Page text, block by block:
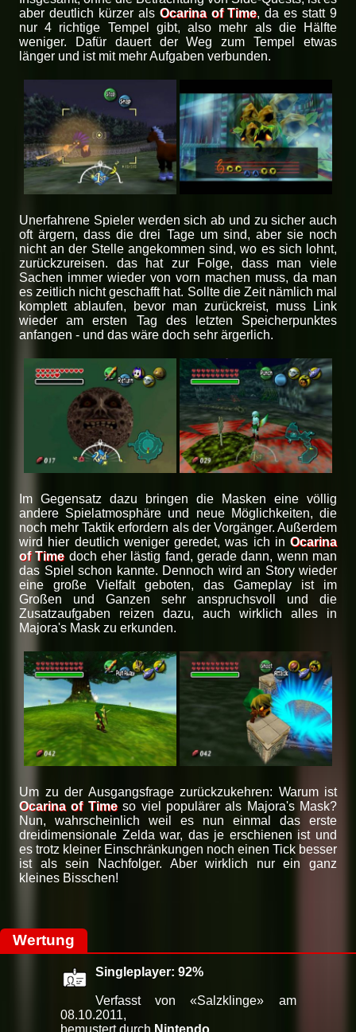
aber deutlich kürzer als Ocarina of Time, da es statt 9
nur 4 richtige Tempel gibt, also mehr als die Hälfte
weniger. Dafür dauert der Weg zum Tempel etwas
länger und ist mit mehr Aufgaben verbunden.
Unerfahrene Spieler werden sich ab und zu sicher auch
oft ärgern, dass die drei Tage um sind, aber sie noch
nicht an der Stelle angekommen sind, wo es sich lohnt,
zurückzureisen. das hat zur Folge, dass man viele
Sachen immer wieder von vorn machen muss, da man
es zeitlich nicht geschafft hat. Sollte die Zeit nämlich mal
komplett ablaufen, bevor man zurückreist, muss Link
wieder am ersten Tag des letzten Speicherpunktes
anfangen - und das wäre doch sehr ärgerlich.
Im Gegensatz dazu bringen die Masken eine völlig
andere Spielatmosphäre und neue Möglichkeiten, die
noch mehr Taktik erfordern als der Vorgänger. Außerdem
wird hier deutlich weniger geredet, was ich in Ocarina
of Timedoch eher lästig fand, gerade dann, wenn man
das Spiel schon kannte. Dennoch wird an Story wieder
eine große Vielfalt geboten, das Gameplay ist im
Großen und Ganzen sehr anspruchsvoll und die
Zusatzaufgaben reizen dazu, auch wirklich alles in
Majora's Mask zu erkunden.
Um zu der Ausgangsfrage zurückzukehren: Warum ist
Ocarina of Timeso viel populärer als Majora's Mask?
Nun, wahrscheinlich weil es nun einmal das erste
dreidimensionale Zelda war, das je erschienen ist und
es trotz kleiner Einschränkungen noch einen Tick besser
ist als sein Nachfolger. Aber wirklich nur ein ganz
kleines Bisschen!
Wertung
Singleplayer: 92%
Verfasst von «Salzklinge» am
08.10.2011,
bemustert durch Nintendo